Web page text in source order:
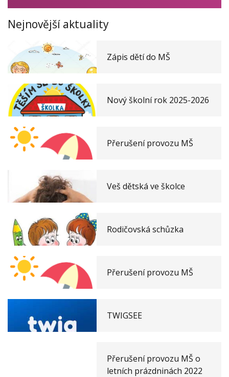
Nejnovější aktuality
Zápis dětí do MŠ
Nový školní rok 2025-2026
Přerušení provozu MŠ
Veš dětská ve školce
Rodičovská schůzka
Přerušení provozu MŠ
TWIGSEE
Přerušení provozu MŠ o
letních prázdninách 2022